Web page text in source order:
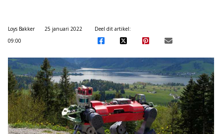
Loys Bakker
25 januari 2022
09:00
Deel dit artikel: